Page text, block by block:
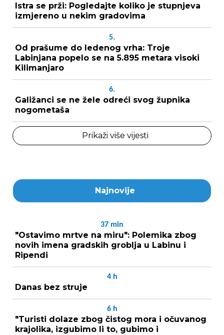
Istra se prži: Pogledajte koliko je stupnjeva
izmjereno u nekim gradovima
5.
Od prašume do ledenog vrha: Troje
Labinjana popelo se na 5.895 metara visoki
Kilimanjaro
6.
Galižanci se ne žele odreći svog župnika
nogometaša
Prikaži više vijesti
Najnovije
37 min
"Ostavimo mrtve na miru": Polemika zbog
novih imena gradskih groblja u Labinu i
Ripendi
4 h
Danas bez struje
6 h
"Turisti dolaze zbog čistog mora i očuvanog
krajolika, izgubimo li to, gubimo i